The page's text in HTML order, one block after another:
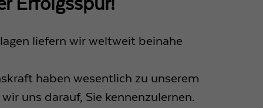
Erfolgsspur!
liefern wir weltweit beinahe
haben wesentlich zu unserem
uns darauf, Sie kennenzulernen.